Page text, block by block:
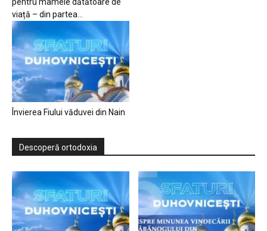
pentru mamele dătătoare de
viață – din partea...
Învierea Fiului văduvei din Nain
Descoperă ortodoxia